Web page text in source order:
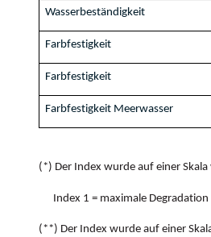
Wasserbeständigkeit
Farbfestigkeit
Farbfestigkeit
Farbfestigkeit Meerwasser
(*) Der Index wurde auf einer
Index 1 = maximale
(**) Der Index wurde auf einer